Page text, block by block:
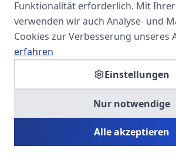
Spezialisiert auf
Führungskräfte in
SOMA HR KONSULT UG
Personalberatung & Executive
Funktionalität erforderlich. Mit
verwenden wir auch Analyse- und
Cookies zur Verbesserung unseres
erfahren
Einstellungen
Nur notwendige
Alle akzeptieren